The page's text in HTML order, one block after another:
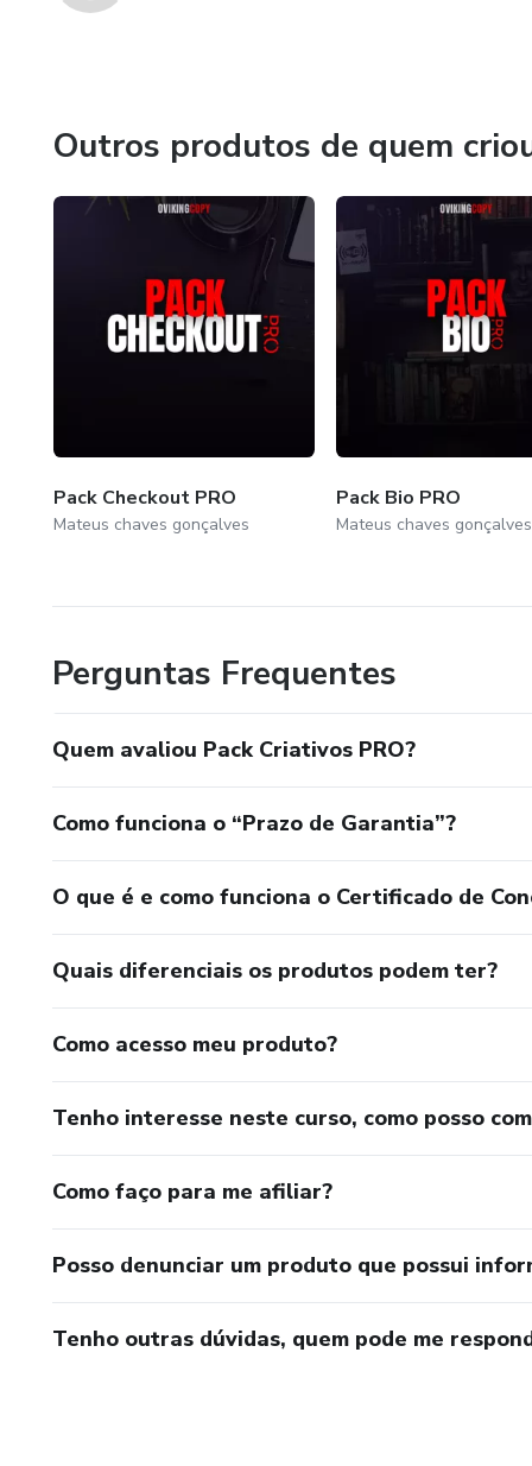
Outros produtos de quem
Pack Checkout PRO
Mateus chaves gonçalves
Pack Bio PRO
Mateus chaves gonçalves
Perguntas Frequentes
Quem avaliou Pack Criativos PRO?
Como funciona o “Prazo de Garantia”?
O que é e como funciona o Certificado de
Quais diferenciais os produtos podem ter?
Como acesso meu produto?
Tenho interesse neste curso, como posso
Como faço para me afiliar?
Posso denunciar um produto que possui
Tenho outras dúvidas, quem pode me